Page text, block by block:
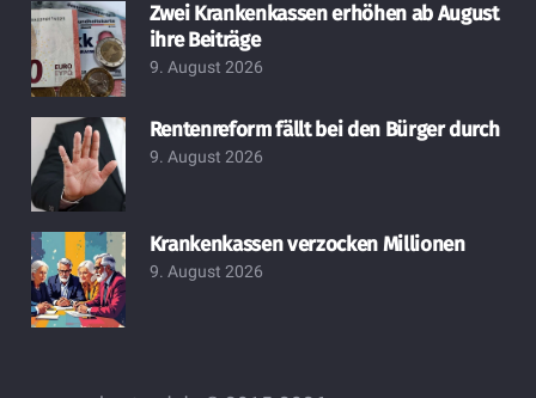
Zwei Krankenkassen erhöhen ab August
ihre Beiträge
9. August 2026
Rentenreform fällt bei den Bürger durch
9. August 2026
Krankenkassen verzocken Millionen
9. August 2026